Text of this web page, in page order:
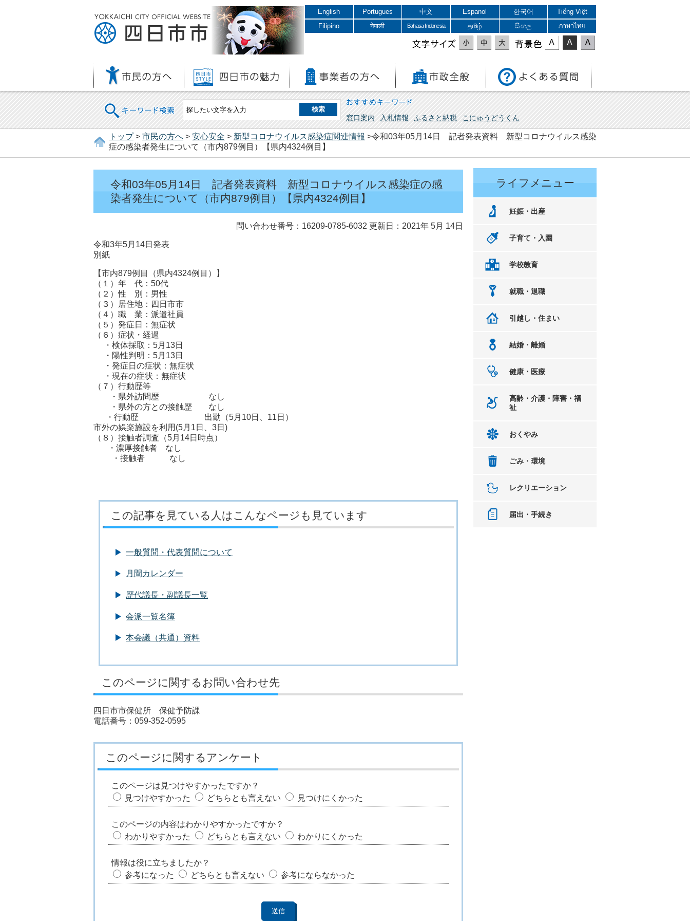
English Portugues 中文 Espanol 한국어
Tiếng Việt
Filipino
नेपाली Bahasa Indonesia தமிழ் සිංහල ภาษาไทย
文字サイズ 表示色
キーワード検索 おすすめキーワード
窓口案内 入札情報 ふるさと納税 こにゅうどうくん
トップ> 市民の方へ > 安心安全 > 新型コロナウイルス感染症関連情報 >令和03年05月14日 記者発表資料 新型コロナウイルス感染
症の感染者発生について（市内879例目）【県内4324例目】
令和03年05月14日 記者発表資料 新型コロナウイルス感染症の感
染者発生について（市内879例目）【県内4324例目】
問い合わせ番号：16209-0785-6032 更新日：2021年 5月 14日
令和3年5月14日発表
別紙
【市内879例目（県内4324例目）】
（１）年 代：50代
（２）性 別：男性
（３）居住地：四日市市
（４）職 業：派遣社員
（５）発症日：無症状
（６）症状・経過
・検体採取：5月13日
・陽性判明：5月13日
・発症日の症状：無症状
・現在の症状：無症状
（７）行動歴等
・県外訪問歴 なし
・県外の方との接触歴 なし
・行動歴 出勤（5月10日、11日）
市外の娯楽施設を利用(5月1日、3日)
（８）接触者調査（5月14日時点）
・濃厚接触者 なし
・接触者 なし
この記事を見ている人はこんなページも見ています
一般質問・代表質問について
月間カレンダー
歴代議長・副議長一覧
会派一覧名簿
本会議（共通）資料
このページに関するお問い合わせ先
四日市市保健所 保健予防課
電話番号：059-352-0595
このページに関するアンケート
このページは見つけやすかったですか？
見つけやすかった
どちらとも言えない 見つけにくかった
このページの内容はわかりやすかったですか？
わかりやすかった
どちらとも言えない わかりにくかった
情報は役に立ちましたか？
参考になった
どちらとも言えない 参考にならなかった
ライフメニュー
妊娠・出産
子育て・入園
学校教育
就職・退職
引越し・住まい
結婚・離婚
健康・医療
高齢・介護・障害・福
祉
おくやみ
ごみ・環境
レクリエーション
届出・手続き